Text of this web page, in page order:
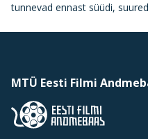
tunnevad ennast süüdi,
MTÜ Eesti Filmi